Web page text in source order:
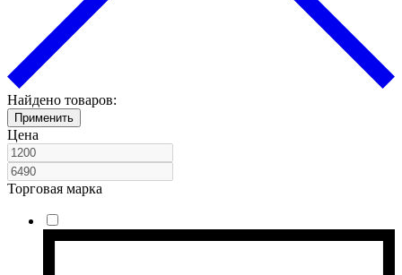
Найдено товаров:
Применить
Цена
Торговая марка